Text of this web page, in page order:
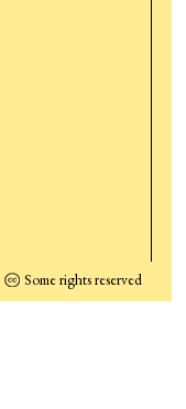
Some rights reserved